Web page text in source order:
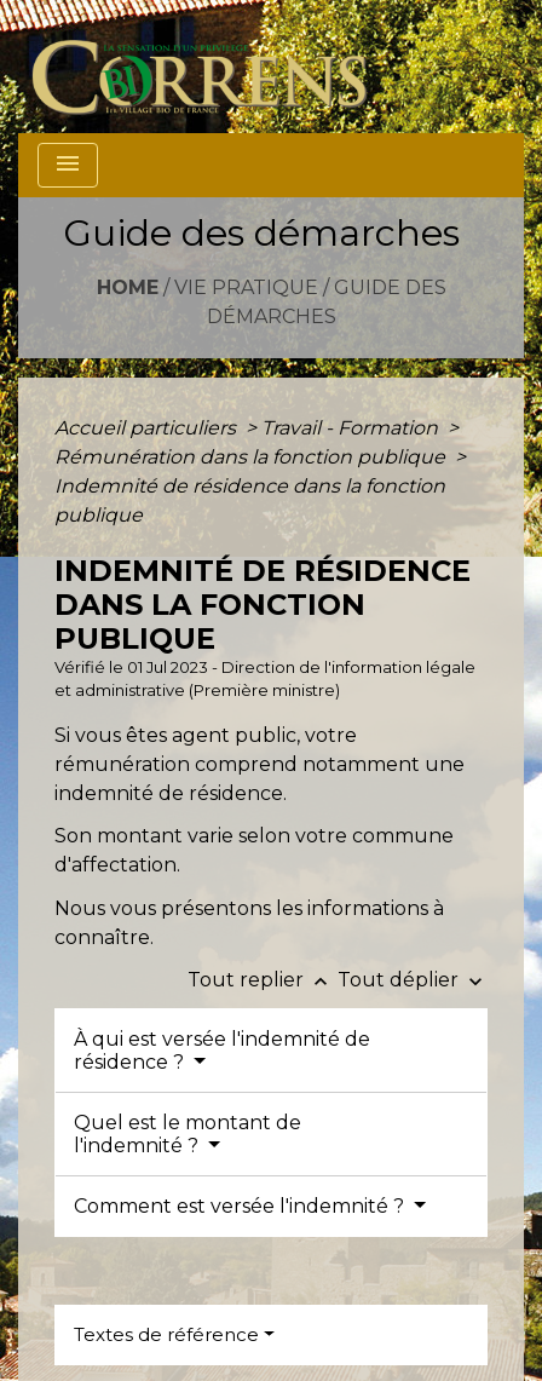
menu
Guide des démarches
HOME/ VIE PRATIQUE / GUIDE DES
DÉMARCHES
Accueil particuliers > Travail - Formation >
Rémunération dans la fonction publique >
Indemnité de résidence dans la fonction
publique
INDEMNITÉ DE RÉSIDENCE
DANS LA FONCTION
PUBLIQUE
Vérifié le 01 Jul 2023 - Direction de l'information légale
et administrative (Première ministre)
Si vous êtes agent public, votre
rémunération comprend notamment une
indemnité de résidence.
Son montant varie selon votre commune
d'affectation.
Nous vous présentons les informations à
connaître.
Tout replier keyboard_arrow_up Tout déplier keyboard_arrow_down
À qui est versée l'indemnité de
résidence ?
Quel est le montant de
l'indemnité ?
Comment est versée l'indemnité ?
Textes de référence